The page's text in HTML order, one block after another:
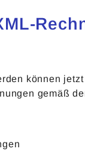
können
gemäß